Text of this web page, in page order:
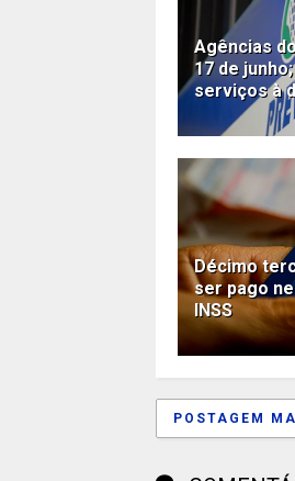
Agências
17 de
serviços à
Décimo
ser pago
INSS
POSTAGEM